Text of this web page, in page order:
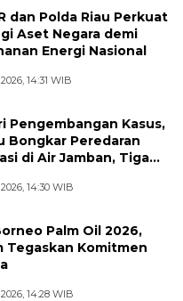
dan Polda Riau Perkuat
Aset Negara demi
Energi Nasional
14:31 WIB
Pengembangan Kasus,
Bongkar Peredaran
di Air Jamban, Tiga
14:30 WIB
Palm Oil 2026,
Tegaskan Komitmen
14:28 WIB